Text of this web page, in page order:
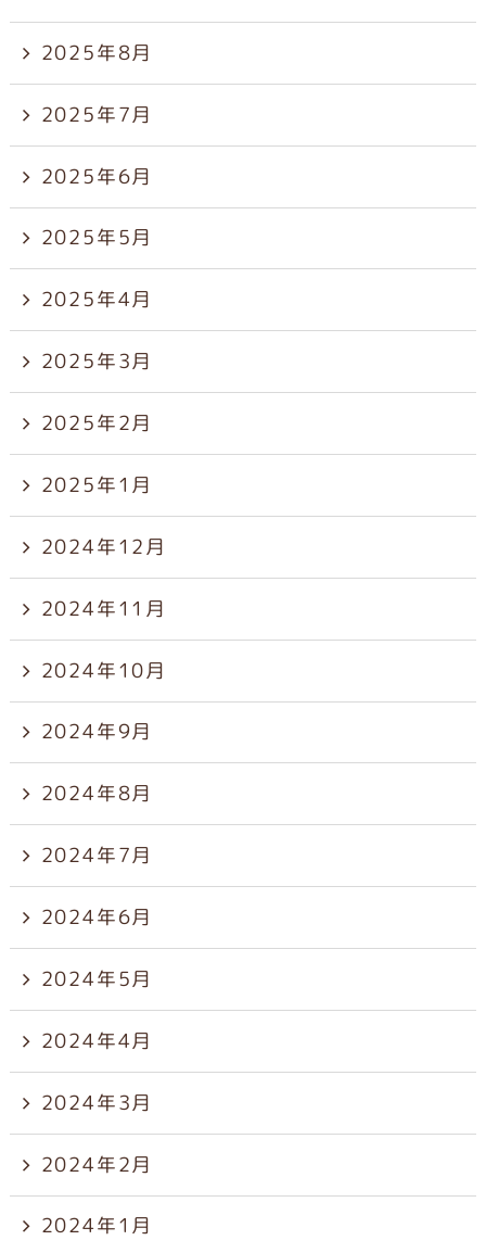
2025年8月
2025年7月
2025年6月
2025年5月
2025年4月
2025年3月
2025年2月
2025年1月
2024年12月
2024年11月
2024年10月
2024年9月
2024年8月
2024年7月
2024年6月
2024年5月
2024年4月
2024年3月
2024年2月
2024年1月